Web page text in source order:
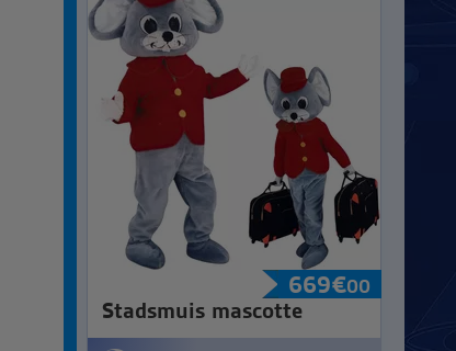
669€00
Stadsmuis mascotte